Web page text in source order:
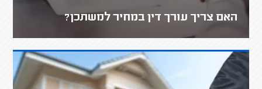
האם צריך עורך דין במחיר למשתכן?